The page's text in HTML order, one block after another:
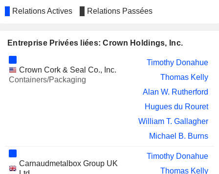
Relations Actives Relations Passées
Entreprise Privées liées: Crown Holdings, Inc.
Crown Cork & Seal Co., Inc.
Containers/Packaging
Timothy Donahue
Thomas Kelly
Alan W. Rutherford
Hugues du Rouret
William T. Gallagher
Michael B. Burns
Carnaudmetalbox Group UK
Timothy Donahue
Thomas Kelly